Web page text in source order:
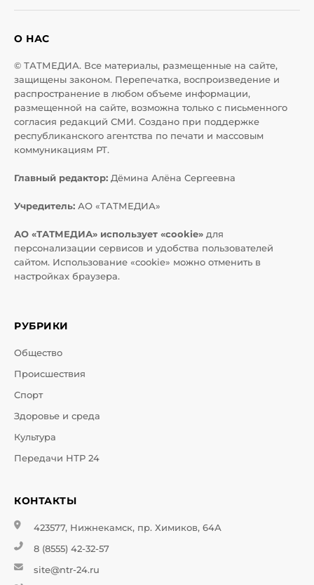
О НАС
© ТАТМЕДИА. Все материалы, размещенные на сайте,
защищены законом. Перепечатка, воспроизведение и
распространение в любом объеме информации,
размещенной на сайте, возможна только с письменного
согласия редакций СМИ. Создано при поддержке
республиканского агентства по печати и массовым
коммуникациям РТ.
Главный редактор: Дёмина Алёна Сергеевна
Учредитель: АО «ТАТМЕДИА»
АО «ТАТМЕДИА» использует «cookie» для
персонализации сервисов и удобства пользователей
сайтом. Использование «cookie» можно отменить в
настройках браузера.
РУБРИКИ
Общество
Происшествия
Спорт
Здоровье и среда
Культура
Передачи НТР 24
КОНТАКТЫ
423577, Нижнекамск, пр. Химиков, 64А
8 (8555) 42-32-57
site@ntr-24.ru